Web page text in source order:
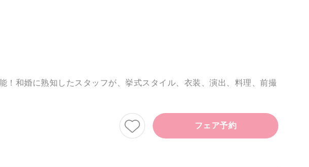
和婚に熟知したスタッフが、挙式スタイル、衣装、演出、料理、前撮
フェア予約